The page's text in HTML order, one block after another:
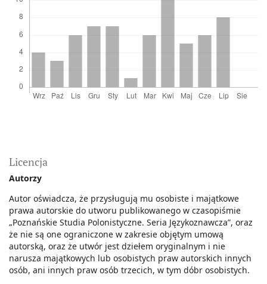
Licencja
Autorzy
Autor oświadcza, że przysługują mu osobiste i majątkowe
prawa autorskie do utworu publikowanego w czasopiśmie
„Poznańskie Studia Polonistyczne. Seria Językoznawcza”, oraz
że nie są one ograniczone w zakresie objętym umową
autorską, oraz że utwór jest dziełem oryginalnym i nie
narusza majątkowych lub osobistych praw autorskich innych
osób, ani innych praw osób trzecich, w tym dóbr osobistych.